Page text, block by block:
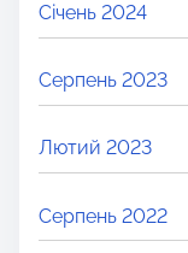
Січень 2024
Серпень 2023
Лютий 2023
Серпень 2022